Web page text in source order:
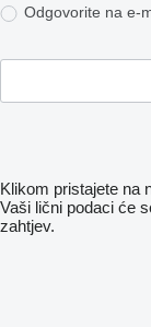
Odgovorite na e-
Klikom pristajete na
Vaši lični podaci će
zahtjev.